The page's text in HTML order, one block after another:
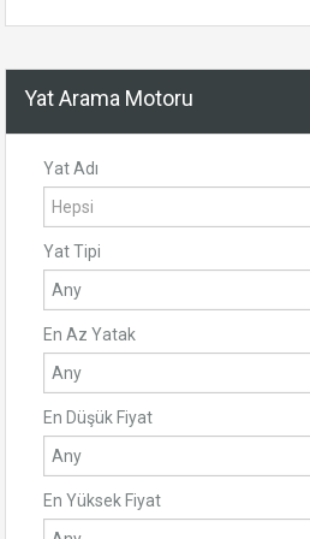
Yat Arama Motoru
Yat Adı
Yat Tipi
En Az Yatak
En Düşük Fiyat
En Yüksek Fiyat